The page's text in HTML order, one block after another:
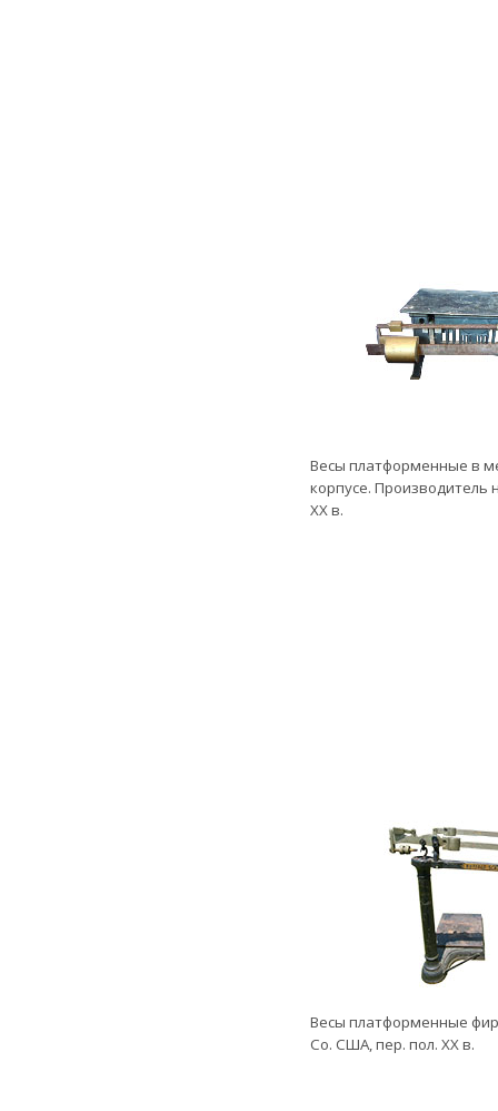
Весы платформенные в
корпусе. Производитель
ХХ в.
Весы платформенные
Co. США, пер. пол. ХХ в.